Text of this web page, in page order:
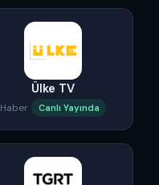
Ülke TV
Haber Canlı Yayında